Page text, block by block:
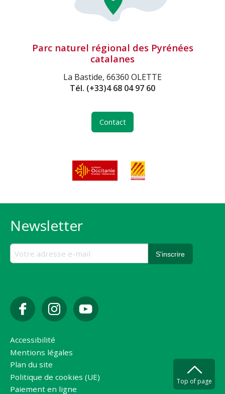
Parc naturel régional des Pyrénées
catalanes
La Bastide, 66360 OLETTE
Tél. (+33)4 68 04 97 60
Contact
Newsletter
Accessibilité
Mentions légales
Plan du site
Politique de cookies (UE)
Paiement en ligne
Top of page